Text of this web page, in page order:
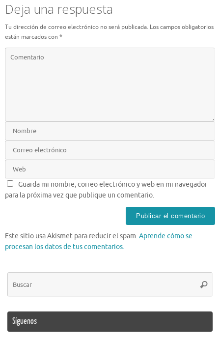
Deja una respuesta
Tu dirección de correo electrónico no será publicada. Los campos obligatorios
están marcados con *
Guarda mi nombre, correo electrónico y web en mi navegador
para la próxima vez que publique un comentario.
Este sitio usa Akismet para reducir el spam.Aprende cómo se
procesan los datos de tus comentarios.
Síguenos